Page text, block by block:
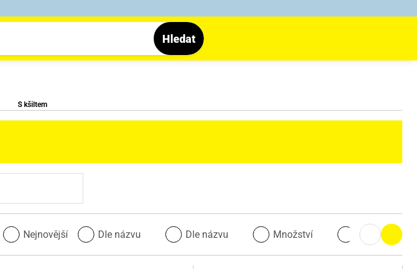
Hledat
S kšiltem
Nejnovější Dle názvu Dle názvu Množství Množství